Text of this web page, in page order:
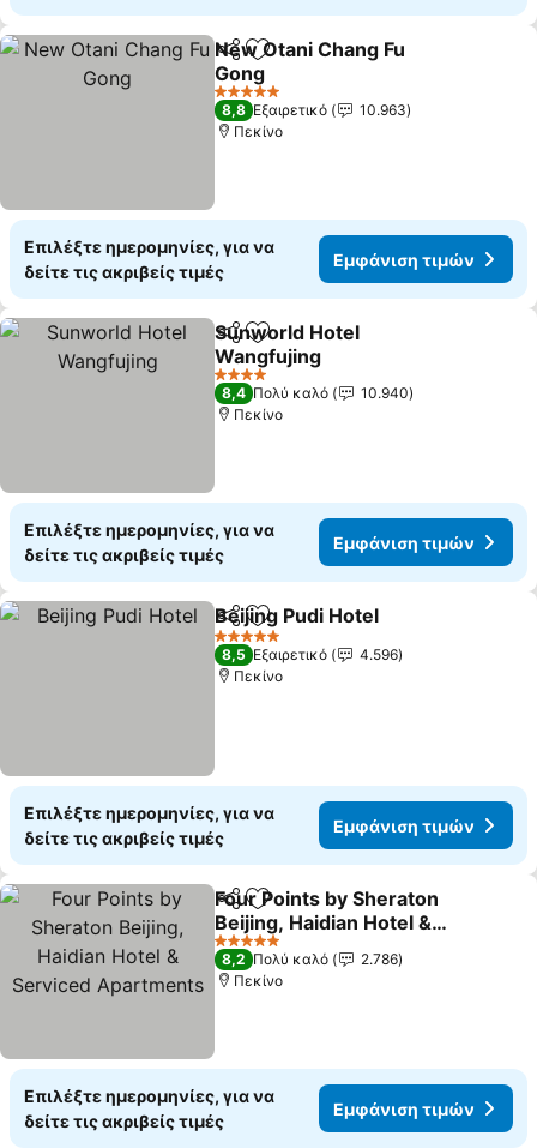
Κοινοποίηση
Προσθήκη στα αγαπημένα
New Otani Chang Fu
Gong
5 Αστέρια
8,8 Εξαιρετικό
10.963
Πεκίνο
Επιλέξτε ημερομηνίες, για να
δείτε τις ακριβείς τιμές
Εμφάνιση τιμών
Κοινοποίηση
Προσθήκη στα αγαπημένα
Sunworld Hotel
Wangfujing
4 Αστέρια
8,4 Πολύ καλό
10.940
Πεκίνο
Επιλέξτε ημερομηνίες, για να
δείτε τις ακριβείς τιμές
Εμφάνιση τιμών
Κοινοποίηση
Προσθήκη στα αγαπημένα
Beijing Pudi Hotel
5 Αστέρια
8,5 Εξαιρετικό
4.596
Πεκίνο
Επιλέξτε ημερομηνίες, για να
δείτε τις ακριβείς τιμές
Εμφάνιση τιμών
Κοινοποίηση
Προσθήκη στα αγαπημένα
Four Points by Sheraton
Beijing, Haidian Hotel &
Serviced Apartments
5 Αστέρια
8,2 Πολύ καλό
2.786
Πεκίνο
Επιλέξτε ημερομηνίες, για να
δείτε τις ακριβείς τιμές
Εμφάνιση τιμών